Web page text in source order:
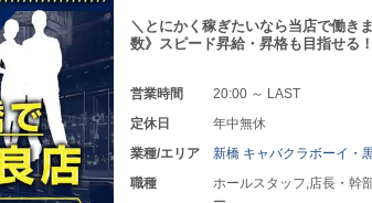
＼とにかく稼ぎたいなら当店で働き
数》スピード昇給・昇格も目指せる！
営業時間
20:00 ～ LAST
定休日
年中無休
業種/エリア
新橋 キャバクラボーイ・
職種
ホールスタッフ,店長・幹